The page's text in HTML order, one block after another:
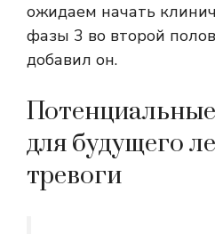
ожидаем начать
фазы 3 во второй
добавил он.
для будущего
тревоги